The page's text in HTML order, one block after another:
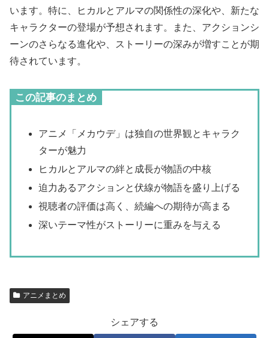
います。特に、ヒカルとアルマの関係性の深化や、新たな
キャラクターの登場が予想されます。また、アクションシ
ーンのさらなる進化や、ストーリーの深みが増すことが期
待されています。
この記事のまとめ
アニメ「メカウデ」は独自の世界観とキャラク
ターが魅力
ヒカルとアルマの絆と成長が物語の中核
迫力あるアクションと伏線が物語を盛り上げる
視聴者の評価は高く、続編への期待が高まる
深いテーマ性がストーリーに重みを与える
アニメまとめ
シェアする